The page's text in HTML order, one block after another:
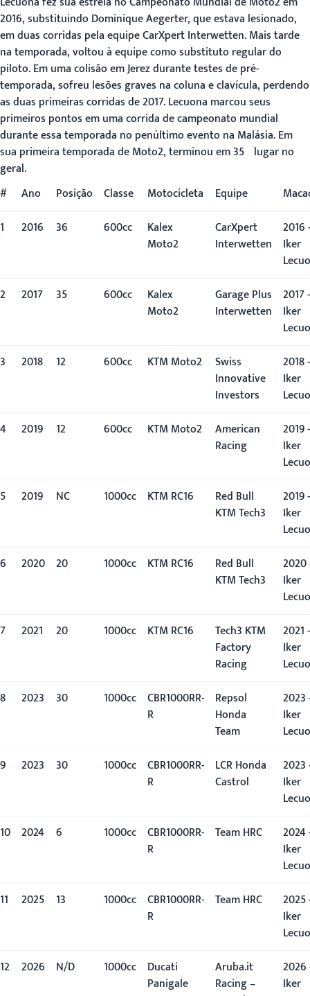
2016, substituindo Dominique Aegerter, que estava lesionado,
em duas corridas pela equipe CarXpert Interwetten. Mais tarde
na temporada, voltou à equipe como substituto regular do
piloto. Em uma colisão em Jerez durante testes de pré-
temporada, sofreu lesões graves na coluna e clavícula, perdendo
as duas primeiras corridas de 2017. Lecuona marcou seus
primeiros pontos em uma corrida de campeonato mundial
durante essa temporada no penúltimo evento na Malásia. Em
sua primeira temporada de Moto2, terminou em 35º lugar no
geral.
#
Ano Posição Classe Motocicleta Equipe
1
2016 36º 600cc
Kalex
Moto2
CarXpert
Interwetten
2016 -
Iker
2
2017 35º 600cc
Kalex
Moto2
Garage Plus
Interwetten
2017 -
Iker
3
2018 12º 600cc KTM Moto2
Swiss
Innovative
Investors
2018 -
Iker
4
2019 12º 600cc KTM Moto2
American
Racing
2019 -
Iker
5
2019 NC 1000cc KTM RC16
Red Bull
KTM Tech3
2019 -
Iker
6
2020 20º 1000cc KTM RC16
Red Bull
KTM Tech3
2020
Iker
7
2021 20º 1000cc KTM RC16
Tech3 KTM
Factory
Racing
2021 -
Iker
8
2023 30º 1000cc CBR1000RR-
R
Repsol
Honda
Team
2023
Iker
9
2023 30º 1000cc CBR1000RR-
R
LCR Honda
Castrol
2023
Iker
10 2024 6º 1000cc CBR1000RR-
R
Team HRC
2024
Iker
11
2025 13º 1000cc CBR1000RR-
R
Team HRC
2025
Iker
12
2026 N/D 1000cc
Ducati
Panigale
Aruba.it
Racing –
2026
Iker